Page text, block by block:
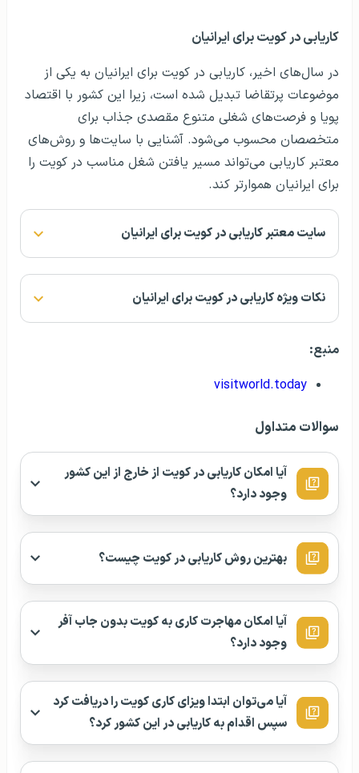
کاریابی در کویت برای ایرانیان
در سال‌های اخیر، کاریابی در کویت برای ایرانیان به یکی از
موضوعات پرتقاضا تبدیل شده است، زیرا این کشور با اقتصاد
پویا و فرصت‌های شغلی متنوع مقصدی جذاب برای
متخصصان محسوب می‌شود. آشنایی با سایت‌ها و روش‌های
معتبر کاریابی می‌تواند مسیر یافتن شغل مناسب در کویت را
برای ایرانیان هموارتر کند.
سایت‌ معتبر کاریابی در کویت برای ایرانیان
نکات ویژه کاریابی در کویت برای ایرانیان
منبع:
visitworld.today
سوالات متداول
آیا امکان کاریابی در کویت از خارج از این کشور
وجود دارد؟
بهترین روش کاریابی در کویت چیست؟
آیا امکان مهاجرت کاری به کویت بدون جاب آفر
وجود دارد؟
آیا می‌توان ابتدا ویزای کاری کویت را دریافت کرد
سپس اقدام به کاریابی در این کشور کرد؟